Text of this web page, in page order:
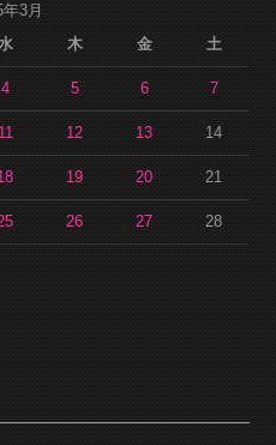
3月
木 金 土
4 5 6 7
11 12 13 14
19 20 21
26 27 28